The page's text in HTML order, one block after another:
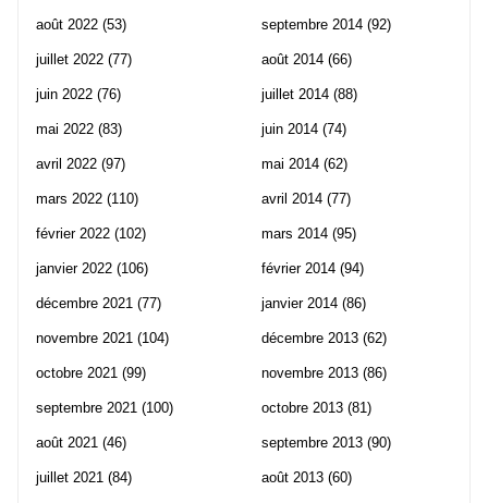
août 2022 (53)
juillet 2022 (77)
juin 2022 (76)
mai 2022 (83)
avril 2022 (97)
mars 2022 (110)
février 2022 (102)
janvier 2022 (106)
décembre 2021 (77)
novembre 2021 (104)
octobre 2021 (99)
septembre 2021 (100)
août 2021 (46)
juillet 2021 (84)
septembre 2014 (92)
août 2014 (66)
juillet 2014 (88)
juin 2014 (74)
mai 2014 (62)
avril 2014 (77)
mars 2014 (95)
février 2014 (94)
janvier 2014 (86)
décembre 2013 (62)
novembre 2013 (86)
octobre 2013 (81)
septembre 2013 (90)
août 2013 (60)